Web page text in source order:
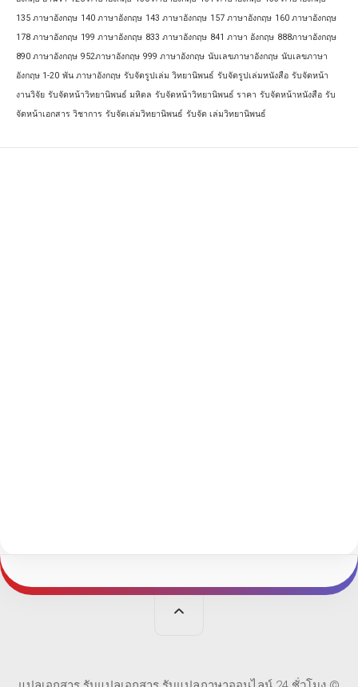
135 ภาษาอังกฤษ 140 ภาษาอังกฤษ 143 ภาษาอังกฤษ 157 ภาษาอังกฤษ 160 ภาษาอังกฤษ
178 ภาษาอังกฤษ 199 ภาษาอังกฤษ 833 ภาษาอังกฤษ 841 ภาษา อังกฤษ 888ภาษาอังกฤษ
890 ภาษาอังกฤษ 952ภาษาอังกฤษ 999 ภาษาอังกฤษ นับเลขภาษาอังกฤษ นับเลขภาษา
อังกฤษ 1-20 พัน ภาษาอังกฤษ รับจัดรูปเล่ม วิทยานิพนธ์ รับจัดรูปเล่มหนังสือ รับจัดหน้า
งานวิจัย รับจัดหน้าวิทยานิพนธ์ มหิดล รับจัดหน้าวิทยานิพนธ์ ราคา รับจัดหน้าหนังสือ รับ
จัดหน้าเอกสาร วิชาการ รับจัดเล่มวิทยานิพนธ์ รับจัด เล่มวิทยานิพนธ์